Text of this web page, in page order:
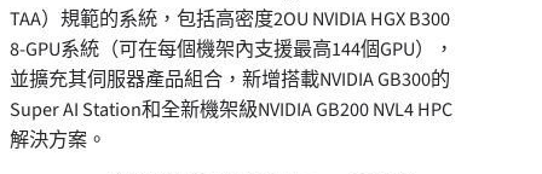
TAA）規範的系統，包括高密度2OU NVIDIA HGX B300
8-GPU系統（可在每個機架內支援最高144個GPU），
並擴充其伺服器產品組合，新增搭載NVIDIA GB300的
Super AI Station和全新機架級NVIDIA GB200 NVL4 HPC
解決方案。